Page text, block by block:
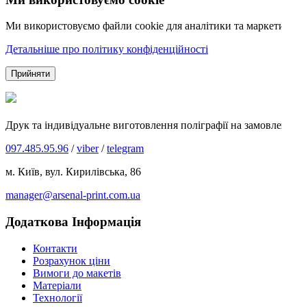
Ми використовуємо файли cookie для аналітики та
Детальніше про політику конфіденційності
Прийняти
Друк та індивідуальне виготовлення поліграфії на
097.485.95.96 /viber/telegram
м. Київ, вул. Кирилівська, 86
manager@arsenal-print.com.ua
Додаткова Інформація
Контакти
Розрахунок ціни
Вимоги до макетів
Матеріали
Технології